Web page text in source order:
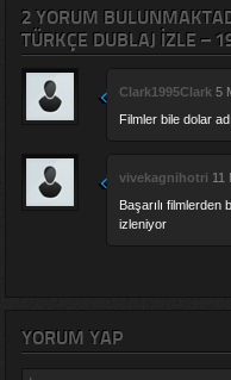
2 YORUM
TÜRKÇE DUBLAJ IZLE –
Clark1995Clark 5
Filmler bile dolar
vivekagnihotri 11
Başarılı filmlerden
izleniyor
YORUM YAP